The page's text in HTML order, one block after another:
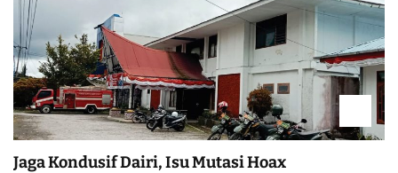
Jaga Kondusif Dairi, Isu Mutasi Hoax